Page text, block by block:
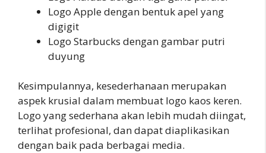
Logo Apple dengan bentuk apel yang
digigit
Logo Starbucks dengan gambar putri
duyung
Kesimpulannya, kesederhanaan merupakan
aspek krusial dalam membuat logo kaos keren.
Logo yang sederhana akan lebih mudah diingat,
terlihat profesional, dan dapat diaplikasikan
dengan baik pada berbagai media.